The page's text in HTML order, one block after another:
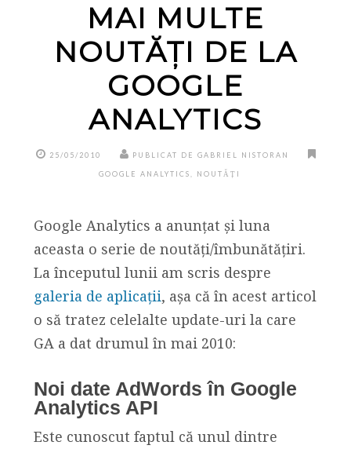
MAI MULTE
NOUTĂȚI DE LA
GOOGLE
ANALYTICS
25/05/2010 PUBLICAT DE GABRIEL NISTORAN
GOOGLE ANALYTICS NOUTĂȚI
Google Analytics a anunțat și luna
aceasta o serie de noutăți/îmbunătățiri.
La începutul lunii am scris despre
galeria de aplicații, așa că în acest articol
o să tratez celelalte update-uri la care
GA a dat drumul în mai 2010:
Noi date AdWords în Google
Analytics API
Este cunoscut faptul că unul dintre